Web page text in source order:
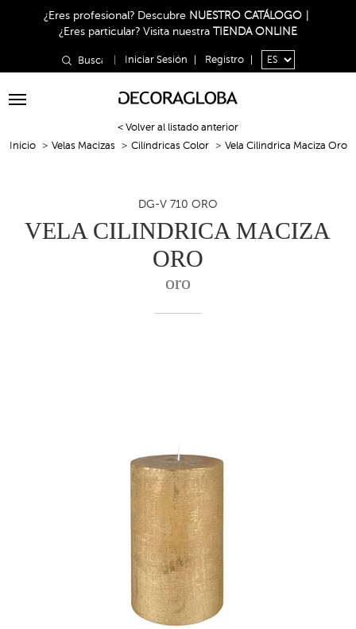
¿Eres profesional? Descubre NUESTRO CATÁLOGO
¿Eres particular? Visita nuestra TIENDA ONLINE
Iniciar Sesión Registro
Toggle
< Volver al listado anterior
Inicio
Velas Macizas Cilíndricas Color Vela Cilindrica Maciza Oro
DG-V 710 ORO
VELA CILINDRICA MACIZA
ORO
oro